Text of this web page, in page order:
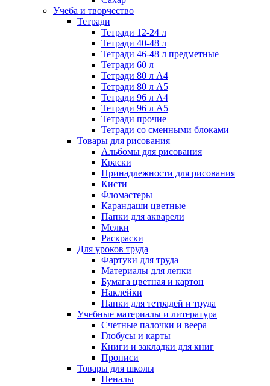
Учеба и творчество
Тетради
Тетради 12-24 л
Тетради 40-48 л
Тетради 46-48 л предметные
Тетради 60 л
Тетради 80 л А4
Тетради 80 л А5
Тетради 96 л А4
Тетради 96 л А5
Тетради прочие
Тетради со сменными блоками
Товары для рисования
Альбомы для рисования
Краски
Принадлежности для рисования
Кисти
Фломастеры
Карандаши цветные
Папки для акварели
Мелки
Раскраски
Для уроков труда
Фартуки для труда
Материалы для лепки
Бумага цветная и картон
Наклейки
Папки для тетрадей и труда
Учебные материалы и литература
Счетные палочки и веера
Глобусы и карты
Книги и закладки для книг
Прописи
Товары для школы
Пеналы